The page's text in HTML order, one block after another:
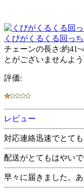
くびがくるくる回っ
チェーンの長さ:約
とがございませんよ
評価:
レビュー
対応連絡迅速でとて
配送がとてもはやい
早々に届きました。